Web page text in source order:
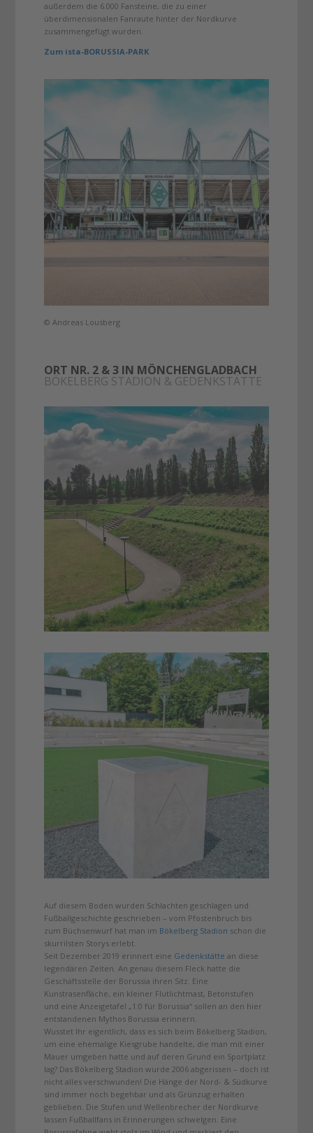
außerdem die 6.000 Fansteine, die zu einer
überdimensionalen Fanraute hinter der Nordkurve
zusammengefügt wurden.
Zum ista-BORUSSIA-PARK
© Andreas Lousberg
ORT NR. 2 & 3 IN MÖNCHENGLADBACH
BÖKELBERG STADION & GEDENKSTÄTTE
Auf diesem Boden wurden Schlachten geschlagen und
Fußballgeschichte geschrieben – vom Pfostenbruch bis
zum Büchsenwurf hat man im Bökelberg Stadion schon die
skurrilsten Storys erlebt.
Seit Dezember 2019 erinnert eine Gedenkstätte an diese
legendären Zeiten. An genau diesem Fleck hatte die
Geschäftsstelle der Borussia ihren Sitz. Eine
Kunstrasenfläche, ein kleiner Flutlichtmast, Betonstufen
und eine Anzeigetafel „1:0 für Borussia“ sollen an den hier
entstandenen Mythos Borussia erinnern.
Wusstet Ihr eigentlich, dass es sich beim Bökelberg Stadion,
um eine ehemalige Kiesgrube handelte, die man mit einer
Mauer umgeben hatte und auf deren Grund ein Sportplatz
lag? Das Bökelberg Stadion wurde 2006 abgerissen – doch ist
nicht alles verschwunden! Die Hänge der Nord- & Südkurve
sind immer noch begehbar und als Grünzug erhalten
geblieben. Die Stufen und Wellenbrecher der Nordkurve
lassen Fußballfans in Erinnerungen schwelgen. Eine